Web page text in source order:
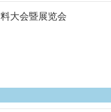
大会暨展览会